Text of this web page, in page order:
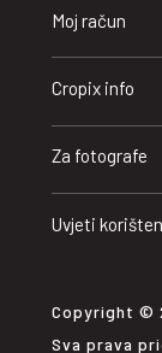
Moj račun
Cropix info
Za fotografe
Uvjeti
Copyright ©
Sva prava